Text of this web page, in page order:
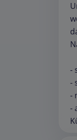
-
-
-
-